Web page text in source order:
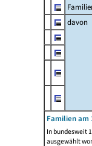
davon
Familien am
In bundesweit
ausgewählt